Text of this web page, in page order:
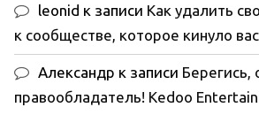
leonid к записи Как удалить
к сообществе, которое кинуло
Александр к записи Берегись,
правообладатель! Kedoo